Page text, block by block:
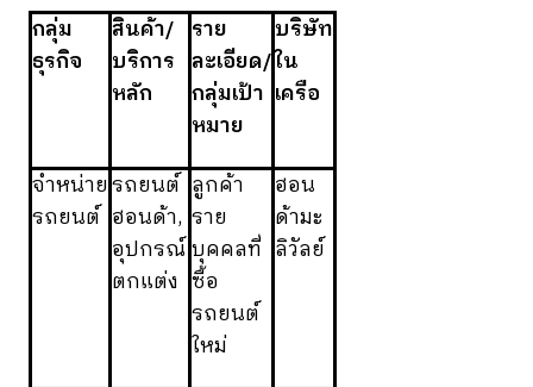
กลุ่ม
ธุรกิจ
สินค้า/
บริการ
หลัก
ราย
ละเอียด/
กลุ่มเป้า
หมาย
บริษัท
ใน
เครือ
จำหน่าย
รถยนต์
รถยนต์
ฮอนด้า,
อุปกรณ์
ตกแต่ง
ลูกค้า
ราย
บุคคลที่
ซื้อ
รถยนต์
ใหม่
ฮอน
ด้ามะ
ลิวัลย์